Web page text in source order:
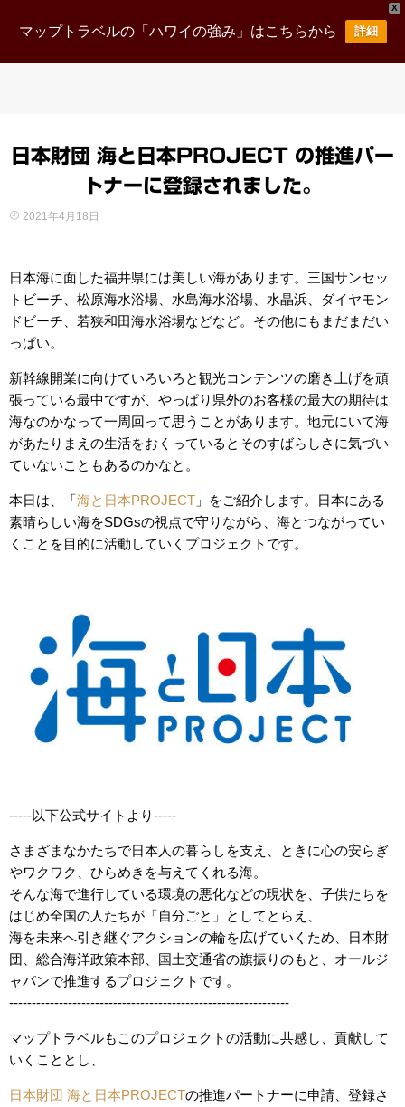
X
マップトラベルの「ハワイの強み」はこちらから 詳細
日本財団 海と日本PROJECT の推進パー
トナーに登録されました。
2021年4月18日
日本海に面した福井県には美しい海があります。三国サンセッ
トビーチ、松原海水浴場、水島海水浴場、水晶浜、ダイヤモン
ドビーチ、若狭和田海水浴場などなど。その他にもまだまだい
っぱい。
新幹線開業に向けていろいろと観光コンテンツの磨き上げを頑
張っている最中ですが、やっぱり県外のお客様の最大の期待は
海なのかなって一周回って思うことがあります。地元にいて海
があたりまえの生活をおくっているとそのすばらしさに気づい
ていないこともあるのかなと。
本日は、「海と日本PROJECT 」をご紹介します。日本にある
素晴らしい海をSDGsの視点で守りながら、海とつながってい
くことを目的に活動していくプロジェクトです。
-----以下公式サイトより-----
さまざまなかたちで日本人の暮らしを支え、ときに心の安らぎ
やワクワク、ひらめきを与えてくれる海。
そんな海で進行している環境の悪化などの現状を、子供たちを
はじめ全国の人たちが「自分ごと」としてとらえ、
海を未来へ引き継ぐアクションの輪を広げていくため、日本財
団、総合海洋政策本部、国土交通省の旗振りのもと、オールジ
ャパンで推進するプロジェクトです。
--------------------------------------------------------------
マップトラベルもこのプロジェクトの活動に共感し、貢献して
いくこととし、
日本財団 海と日本PROJECTの推進パートナーに申請、登録さ